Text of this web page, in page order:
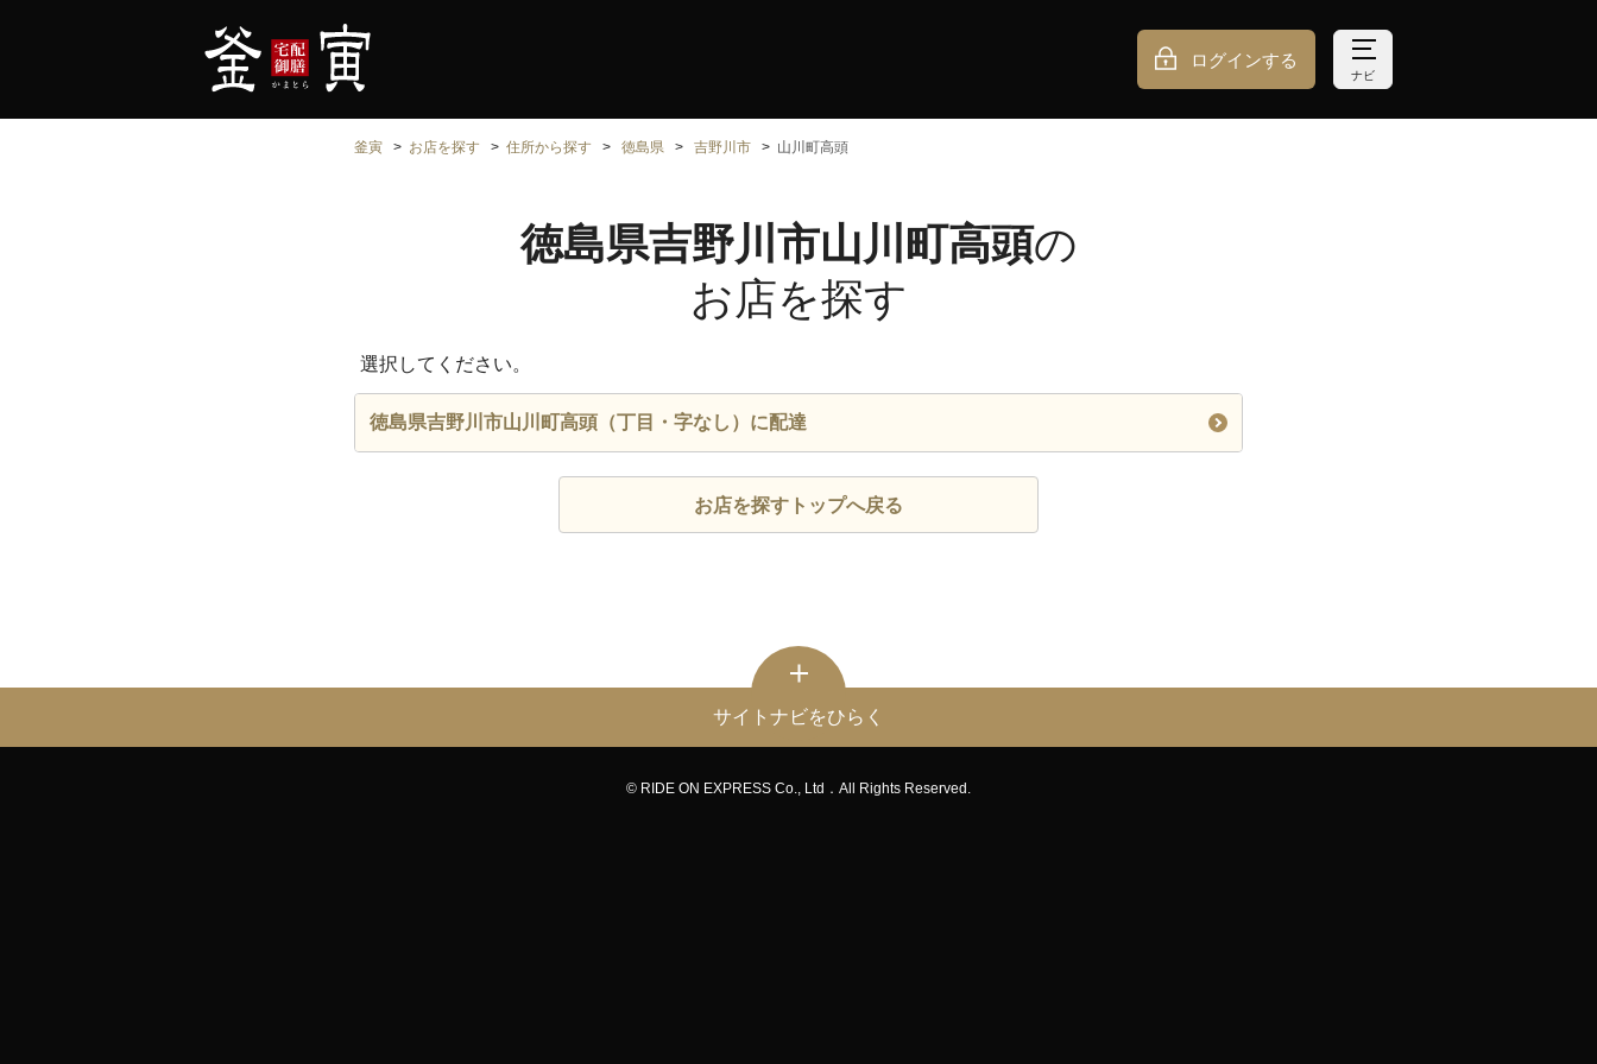
ログインする
ナビ
釜寅 お店を探す 住所から探す 徳島県 吉野川市 山川町高頭
徳島県吉野川市山川町高頭の
お店を探す
選択してください。
徳島県吉野川市山川町高頭（丁目・字なし）に配達
お店を探すトップへ戻る
サイトナビをひらく
© RIDE ON EXPRESS Co., Ltd．All Rights Reserved.